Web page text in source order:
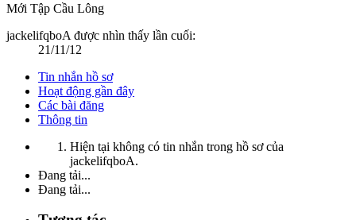
Mới Tập Cầu Lông
jackelifqboA được nhìn thấy lần cuối:
21/11/12
Tin nhắn hồ sơ
Hoạt động gần đây
Các bài đăng
Thông tin
Hiện tại không có tin nhắn trong hồ sơ của
jackelifqboA.
Đang tải...
Đang tải...